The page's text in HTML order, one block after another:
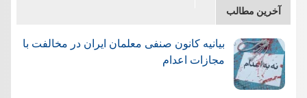
آخرین مطالب
بیانیه کانون صنفی معلمان ایران در مخالفت با
مجازات اعدام